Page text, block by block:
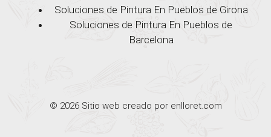
Soluciones de Pintura En Pueblos de Girona
Soluciones de Pintura En Pueblos de
Barcelona
© 2026 Sitio web creado por enlloret.com